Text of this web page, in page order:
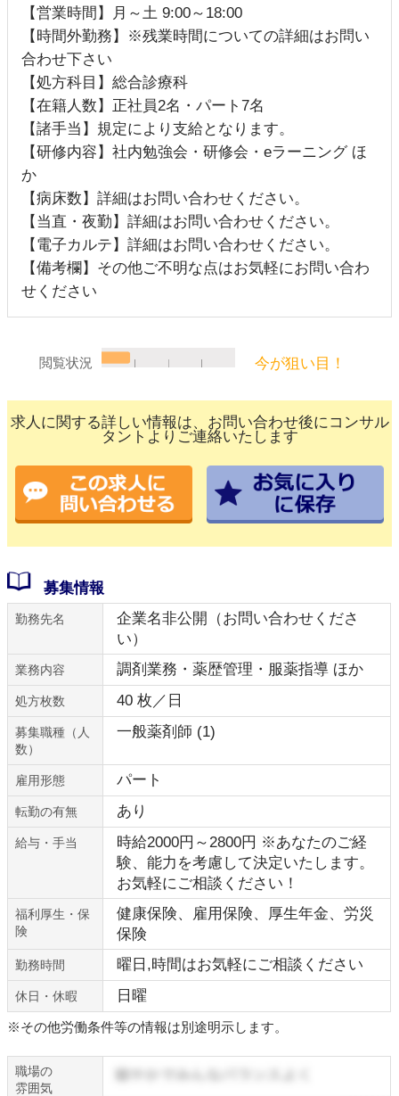
【営業時間】月～土 9:00～18:00
【時間外勤務】※残業時間についての詳細はお問い
合わせ下さい
【処方科目】総合診療科
【在籍人数】正社員2名・パート7名
【諸手当】規定により支給となります。
【研修内容】社内勉強会・研修会・eラーニング ほ
か
【病床数】詳細はお問い合わせください。
【当直・夜勤】詳細はお問い合わせください。
【電子カルテ】詳細はお問い合わせください。
【備考欄】その他ご不明な点はお気軽にお問い合わ
せください
閲覧状況 今が狙い目！
求人に関する詳しい情報は、お問い合わせ後にコンサル
タントよりご連絡いたします
募集情報
勤務先名
企業名非公開（お問い合わせくださ
い）
業務内容 調剤業務・薬歴管理・服薬指導 ほか
処方枚数 40 枚／日
募集職種（人
数）
一般薬剤師 (1)
雇用形態 パート
転勤の有無 あり
給与・手当
時給2000円～2800円 ※あなたのご経
験、能力を考慮して決定いたします。
お気軽にご相談ください！
福利厚生・保
険
健康保険、雇用保険、厚生年金、労災
保険
勤務時間 曜日,時間はお気軽にご相談ください
休日・休暇 日曜
※その他労働条件等の情報は別途明示します。
職場の
雰囲気